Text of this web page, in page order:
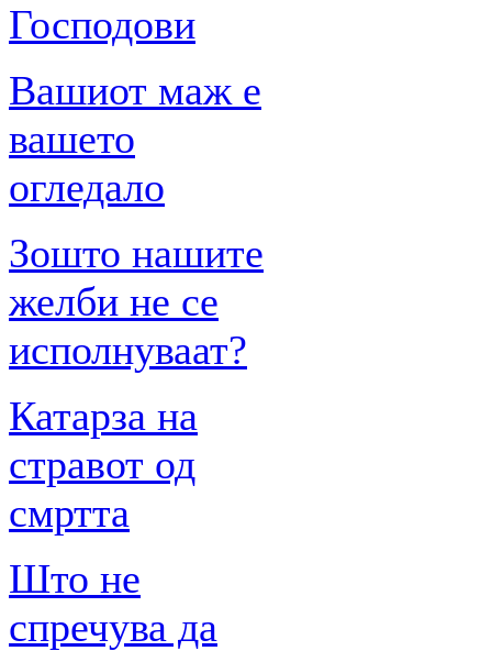
Господови
Вашиот маж е
вашето
огледало
Зошто нашите
желби не се
исполнуваат?
Катарза на
стравот од
смртта
Што не
спречува да